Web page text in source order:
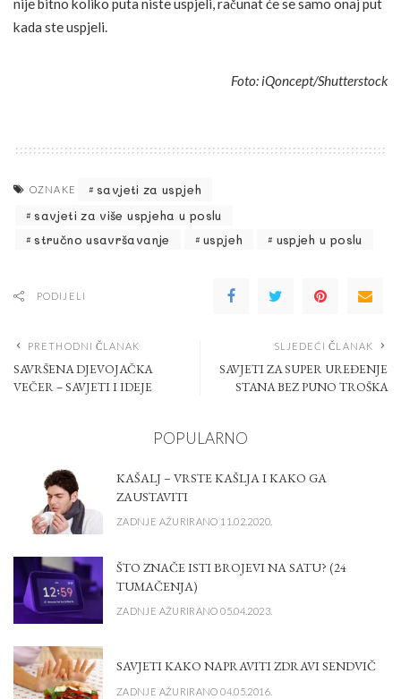
kada ste uspjeli.
Foto: iQoncept/Shutterstock
OZNAKE
savjeti za uspjeh
savjeti za više uspjeha u poslu
stručno usavršavanje
uspjeh uspjeh u poslu
PODIJELI
PRETHODNI ČLANAK
SAVRŠENA DJEVOJAČKA
VEČER – SAVJETI I IDEJE
SLJEDEĆI ČLANAK
SAVJETI ZA SUPER UREĐENJE
STANA BEZ PUNO TROŠKA
POPULARNO
KAŠALJ – VRSTE KAŠLJA I KAKO GA
ZAUSTAVITI
ZADNJE AŽURIRANO 11.02.2020.
ŠTO ZNAČE ISTI BROJEVI NA SATU? (24
TUMAČENJA)
ZADNJE AŽURIRANO 05.04.2023.
SAVJETI KAKO NAPRAVITI ZDRAVI SENDVIČ
ZADNJE AŽURIRANO 04.05.2016.